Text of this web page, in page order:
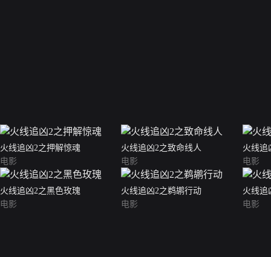
火线追凶2之押解惊魂
电影
火线追凶2之致命线人
电影
火线追
电影
火线追凶2之黑色玫瑰
电影
火线追凶2之鹈鹕行动
电影
火线追
电影